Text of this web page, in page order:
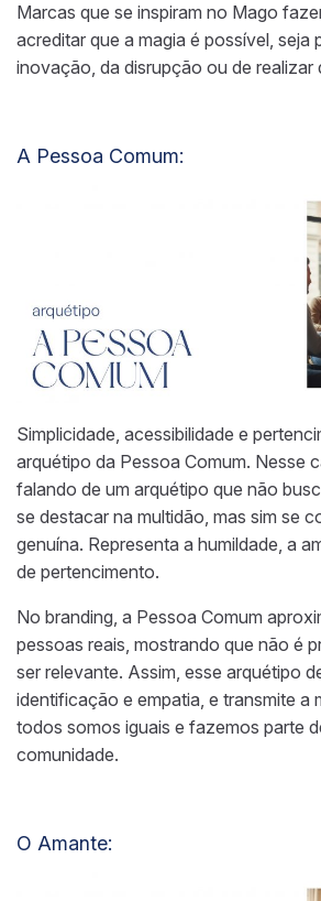
Marcas que se inspiram no Mago
acreditar que a magia é possível, seja
inovação, da disrupção ou de realizar
A Pessoa Comum:
Simplicidade, acessibilidade e
arquétipo da Pessoa Comum. Nesse
falando de um arquétipo que não
se destacar na multidão, mas sim se
genuína. Representa a humildade, a
de pertencimento.
No branding, a Pessoa Comum
pessoas reais, mostrando que não é
ser relevante. Assim, esse arquétipo
identificação e empatia, e transmite a
todos somos iguais e fazemos parte
comunidade.
O Amante: